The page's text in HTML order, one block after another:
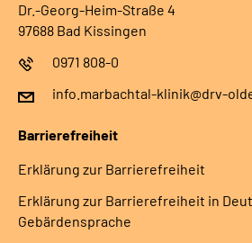
Dr.-Georg-Heim-Straße 4
97688 Bad Kissingen
0971 808-0
info.marbachtal-klinik@drv-
Barrierefreiheit
Erklärung zur Barrierefreiheit
Erklärung zur Barrierefreiheit in
Gebärdensprache